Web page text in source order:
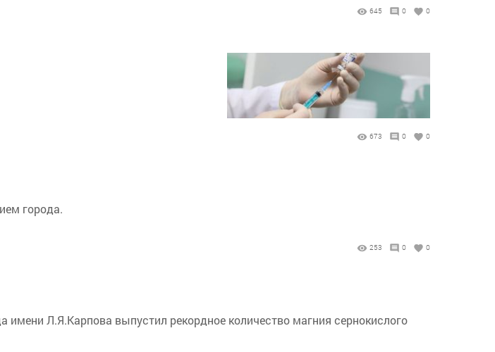
645 0 0
673 0 0
города.
253 0 0
Л.Я.Карпова выпустил рекордное количество магния сернокислого